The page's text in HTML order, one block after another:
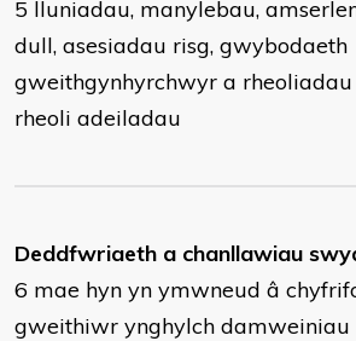
5 lluniadau, manylebau,
dull, asesiadau risg, gwybodaeth
gweithgynhyrchwyr a
rheoli adeiladau
Deddfwriaeth a chanllawiau
6 mae hyn yn ymwneud â
gweithiwr ynghylch damweiniau